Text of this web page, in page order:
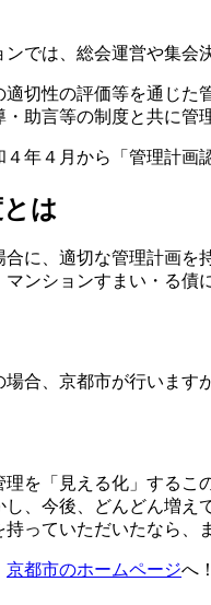
では、総会運営や集
切性の評価等を通じ
助言等の制度と共に管
年４月から「管理計画
は
に、適切な管理計画
ンションすまい・る債
合、京都市が行います
を「見える化」する
、今後、どんどん増
っていただいたなら、
京都市のホームページへ！